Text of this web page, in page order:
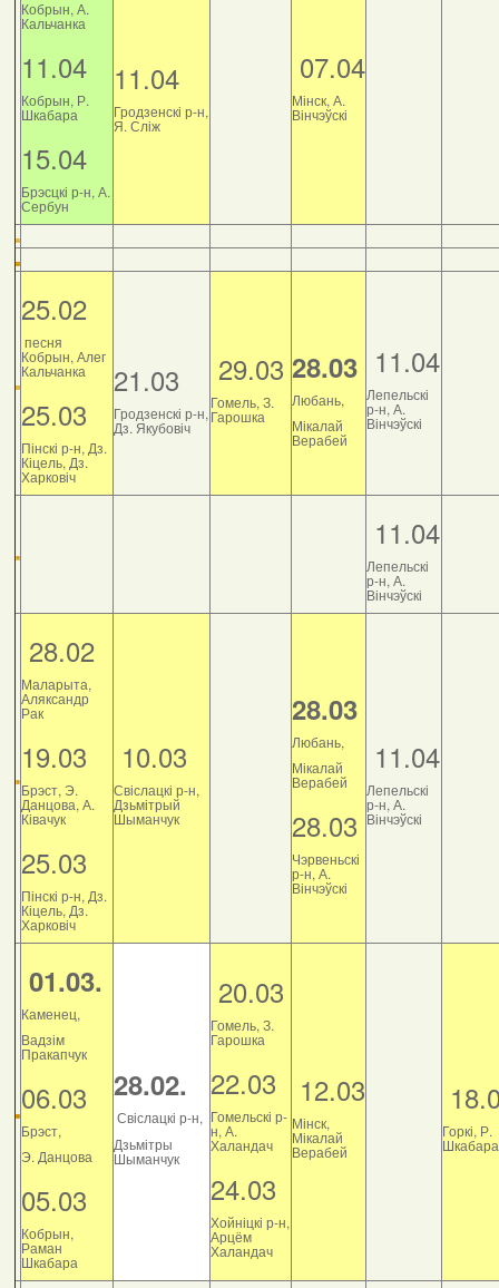
Кобрын, А.
Кальчанка
11.04
Кобрын, Р.
Шкабара
15.04
Брэсцкі р-н, А.
Сербун
11.04
Гродзенскі р-н,
Я. Сліж
07.04
Мінск, А.
Вінчэўскі
25.02
песня
Кобрын, Алег
Кальчанка
25.03
Пінскі р-н, Дз.
Кіцель, Дз.
Харковіч
21.03
Гродзенскі р-н,
Дз. Якубовіч
29.03
Гомель, З.
Гарошка
28.03
Любань,
Мікалай
Верабей
11.04
Лепельскі
р-н, А.
Вінчэўскі
11.04
Лепельскі
р-н, А.
Вінчэўскі
28.02
Маларыта,
Аляксандр
Рак
19.03
Брэст, Э.
Данцова, А.
Ківачук
25.03
Пінскі р-н, Дз.
Кіцель, Дз.
Харковіч
10.03
Свіслацкі р-н,
Дзьмітрый
Шыманчук
28.03
Любань,
Мікалай
Верабей
28.03
Чэрвеньскі
р-н, А.
Вінчэўскі
11.04
Лепельскі
р-н, А.
Вінчэўскі
01.03.
Каменец,
Вадзім
Пракапчук
06.03
Брэст,
Э. Данцова
05.03
Кобрын,
Раман
Шкабара
28.02.
Свіслацкі р-н,
Дзьмітры
Шыманчук
20.03
Гомель, З.
Гарошка
22.03
Гомельскі р-
н, А.
Халандач
24.03
Хойніцкі р-н,
Арцём
Халандач
12.03
Мінск,
Мікалай
Верабей
Горкі, Р.
Шкабара